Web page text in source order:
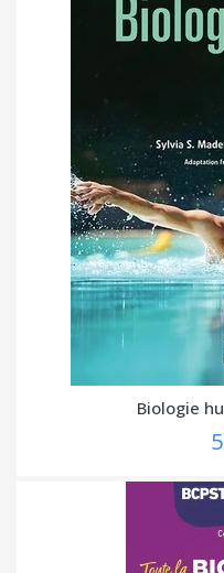
Biologie